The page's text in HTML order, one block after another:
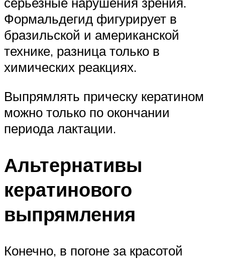
Формальдегид фигурирует в
бразильской и американской
технике, разница только в
химических реакциях.
Выпрямлять прическу кератином
можно только по окончании
периода лактации.
Альтернативы
кератинового
выпрямления
Конечно, в погоне за красотой